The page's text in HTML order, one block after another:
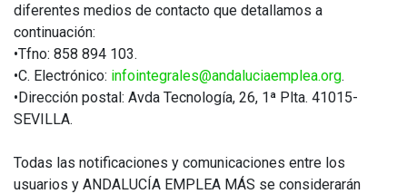
diferentes medios de contacto que detallamos a
continuación:
•Tfno: 858 894 103.
•C. Electrónico: infointegrales@andaluciaemplea.org.
•Dirección postal: Avda Tecnología, 26, 1ª Plta. 41015-
SEVILLA.
Todas las notificaciones y comunicaciones entre los
usuarios y ANDALUCÍA EMPLEA MÁS se considerarán